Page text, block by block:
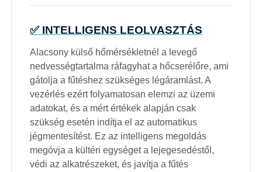
✅ INTELLIGENS LEOLVASZTÁS
Alacsony külső hőmérsékletnél a levegő
nedvességtartalma ráfagyhat a hőcserélőre, ami
gátolja a fűtéshez szükséges légáramlást. A
vezérlés ezért folyamatosan elemzi az üzemi
adatokat, és a mért értékek alapján csak
szükség esetén indítja el az automatikus
jégmentesítést. Ez az intelligens megoldás
megóvja a kültéri egységet a lejegesedéstől,
védi az alkatrészeket, és javítja a fűtés